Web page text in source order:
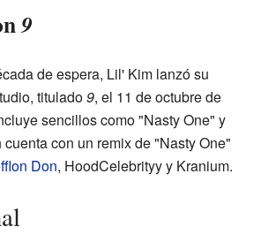
9
de espera, Lil' Kim lanzó su
titulado9, el 11 de octubre de
sencillos como "Nasty One" y
con un remix de "Nasty One"
Don, HoodCelebrityy y Kranium.